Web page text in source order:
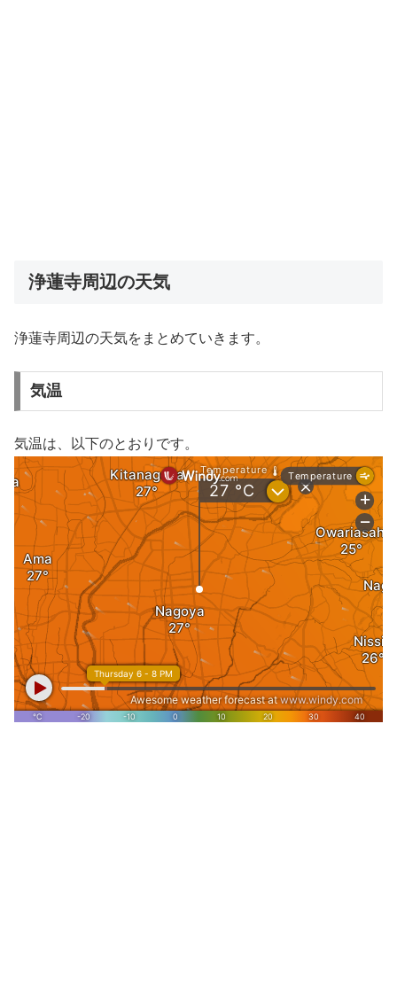
浄蓮寺周辺の天気
浄蓮寺周辺の天気をまとめていきます。
気温
気温は、以下のとおりです。